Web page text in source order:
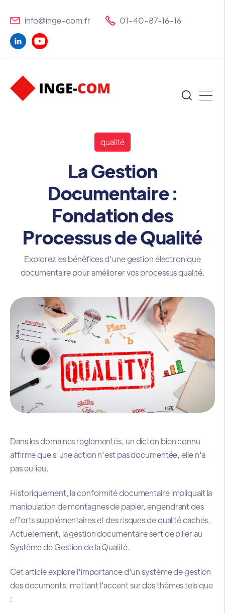
info@inge-com.fr 01-40-87-16-16
qualité
La Gestion
Documentaire :
Fondation des
Processus de Qualité
Explorez les bénéfices d'une gestion électronique
documentaire pour améliorer vos processus qualité.
Dans les domaines réglementés, un dicton bien connu
affirme que si une action n'est pas documentée, elle n'a
pas eu lieu.
Historiquement, la conformité documentaire impliquait la
manipulation de montagnes de papier, engendrant des
efforts supplémentaires et des risques de qualité cachés.
Actuellement, la gestion documentaire sert de pilier au
Système de Gestion de la Qualité.
Cet article explore l'importance d'un système de gestion
des documents, mettant l'accent sur des thèmes tels que
: